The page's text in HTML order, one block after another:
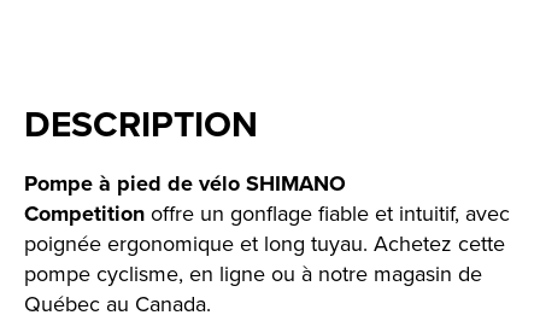
DESCRIPTION
Pompe à pied de vélo SHIMANO
Competitionoffre un gonflage fiable et intuitif, avec
poignée ergonomique et long tuyau. Achetez cette
pompe cyclisme, en ligne ou à notre magasin de
Québec au Canada.